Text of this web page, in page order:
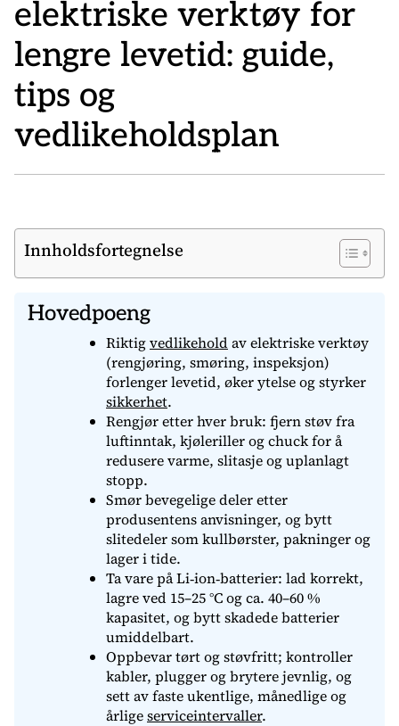
elektriske verktøy for
lengre levetid: guide,
tips og
vedlikeholdsplan
Innholdsfortegnelse
Hovedpoeng
Riktigvedlikeholdav elektriske verktøy
(rengjøring, smøring, inspeksjon)
forlenger levetid, øker ytelse og styrker
sikkerhet.
Rengjør etter hver bruk: fjern støv fra
luftinntak, kjøleriller og chuck for å
redusere varme, slitasje og uplanlagt
stopp.
Smør bevegelige deler etter
produsentens anvisninger, og bytt
slitedeler som kullbørster, pakninger og
lager i tide.
Ta vare på Li‑ion‑batterier: lad korrekt,
lagre ved 15–25 °C og ca. 40–60 %
kapasitet, og bytt skadede batterier
umiddelbart.
Oppbevar tørt og støvfritt; kontroller
kabler, plugger og brytere jevnlig, og
sett av faste ukentlige, månedlige og
årligeserviceintervaller.